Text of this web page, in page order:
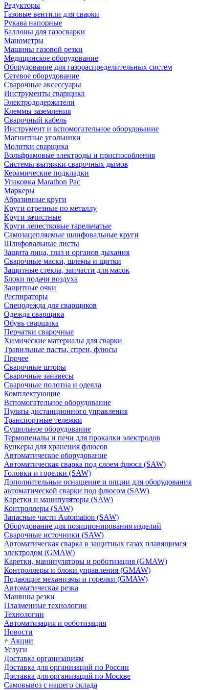
Редукторы
Газовые вентили для сварки
Рукава напорные
Баллоны для газосварки
Манометры
Машины газовой резки
Медицинское оборудование
Оборудование для газораспределительных систем
Сетевое оборудование
Сварочные аксессуары
Инструменты сварщика
Электрододержатели
Клеммы заземления
Сварочный кабель
Инструмент и вспомогательное оборудование
Магнитные угольники
Молотки сварщика
Вольфрамовые электроды и приспособления
Системы вытяжки сварочных дымов
Керамические подкладки
Упаковка Marathon Pac
Маркеры
Абразивные круги
Круги отрезные по металлу
Круги зачистные
Круги лепестковые тарельчатые
Самозацепляемые шлифовальные круги
Шлифовальные листы
Защита лица, глаз и органов дыхания
Сварочные маски, шлемы и щитки
Защитные стекла, запчасти для масок
Блоки подачи воздуха
Защитные очки
Респираторы
Спецодежда для сварщиков
Одежда сварщика
Обувь сварщика
Перчатки сварочные
Химические материалы для сварки
Травильные пасты, спреи, флюсы
Прочее
Сварочные шторы
Сварочные занавесы
Сварочные полотна и одеяла
Комплектующие
Вспомогательное оборудование
Пульты дистанционного управления
Транспортные тележки
Сушильное оборудование
Термопеналы и печи для прокалки электродов
Бункеры для хранения флюсов
Автоматическое оборудование
Автоматическая сварка под слоем флюса (SAW)
Головки и горелки (SAW)
Дополнительные оснащение и опции для оборудования
автоматической сварки под флюсом (SAW)
Каретки и манипуляторы (SAW)
Контроллеры (SAW)
Запасные части Automation (SAW)
Оборудование для позиционирования изделий
Сварочные источники (SAW)
Автоматическая сварка в защитных газах плавящимся
электродом (GMAW)
Каретки, манипуляторы и роботизация (GMAW)
Контроллеры и блоки управления (GMAW)
Подающие механизмы и горелки (GMAW)
Автоматическая резка
Машины резки
Плазменные технологии
Технологии
Автоматизация и роботизация
Новости
Акции
Услуги
Доставка организациям
Доставка для организаций по России
Доставка для организаций по Москве
Самовывоз с нашего склада